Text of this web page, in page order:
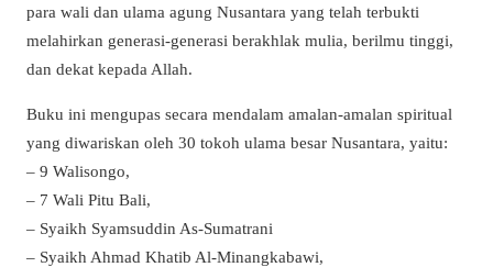
para wali dan ulama agung Nusantara yang telah terbukti
melahirkan generasi-generasi berakhlak mulia, berilmu tinggi,
dan dekat kepada Allah.
Buku ini mengupas secara mendalam amalan-amalan spiritual
yang diwariskan oleh 30 tokoh ulama besar Nusantara, yaitu:
– 9 Walisongo,
– 7 Wali Pitu Bali,
– Syaikh Syamsuddin As-Sumatrani
– Syaikh Ahmad Khatib Al-Minangkabawi,